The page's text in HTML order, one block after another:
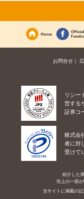
Home
Official
お問合せ
リシー
営する
証券コ
株式会
者に対
受けて
紹介した
売上の一部が
当サイトに掲載の